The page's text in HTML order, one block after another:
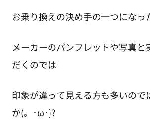
お乗り換えの決め手の一つになっ
メーカーのパンフレットや写真と
だくのでは
印象が違って見える方も多いので
か(。･ω･)?